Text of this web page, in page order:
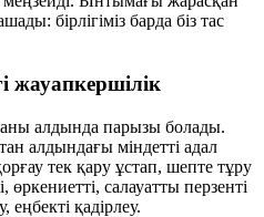
бірлігіміз барда біз тас
жауапкершілік
алдында парызы болады.
алдындағы міндетті адал
тек қару ұстап, шепте тұру
өркениетті, салауатты перзенті
еңбекті қадірлеу.